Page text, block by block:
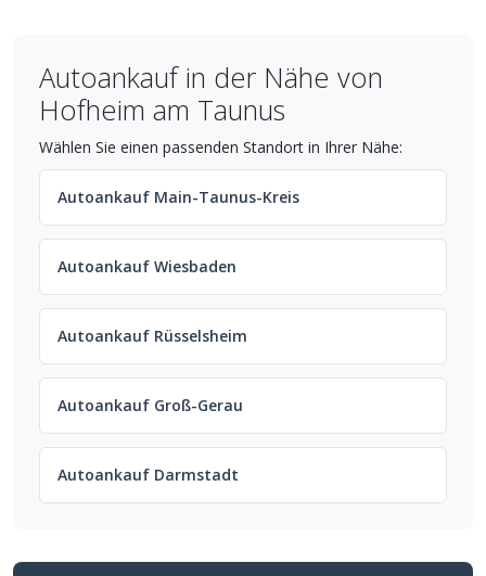
Autoankauf in der Nähe von
Hofheim am Taunus
Wählen Sie einen passenden Standort in Ihrer Nähe:
Autoankauf Main-Taunus-Kreis
Autoankauf Wiesbaden
Autoankauf Rüsselsheim
Autoankauf Groß-Gerau
Autoankauf Darmstadt